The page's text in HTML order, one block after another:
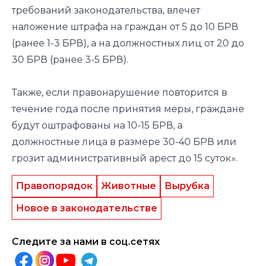
требований законодательства, влечет
наложение штрафа на граждан от 5 до 10 БРВ
(ранее 1-3 БРВ), а на должностных лиц от 20 до
30 БРВ (ранее 3-5 БРВ).
Также, если правонарушение повторится в
течение года после принятия меры, граждане
будут оштрафованы на 10-15 БРВ, а
должностные лица в размере 30-40 БРВ или
грозит административный арест до 15 суток».
Правопорядок Животные
Вырубка
Новое в законодательстве
Следите за нами в соц.сетях